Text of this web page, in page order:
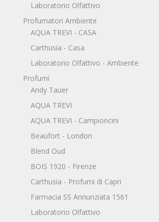
Laboratorio Olfattivo
Profumatori Ambiente
AQUA TREVI - CASA
Carthusia - Casa
Laboratorio Olfattivo - Ambiente
Profumi
Andy Tauer
AQUA TREVI
AQUA TREVI - Campioncini
Beaufort - London
Blend Oud
BOIS 1920 - Firenze
Carthusia - Profumi di Capri
Farmacia SS Annunziata 1561
Laboratorio Olfattivo